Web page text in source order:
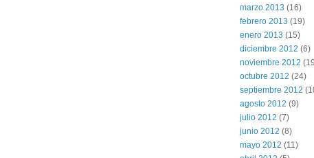
marzo 2013 (16)
febrero 2013 (19)
enero 2013 (15)
diciembre 2012 (6)
noviembre 2012
octubre 2012 (24)
septiembre 2012
agosto 2012 (9)
julio 2012 (7)
junio 2012 (8)
mayo 2012 (11)